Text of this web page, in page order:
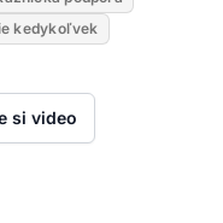
kedykoľvek
si video